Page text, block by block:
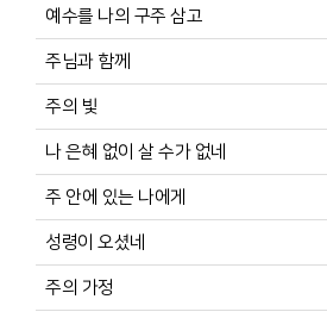
예수를 나의 구주 삼고
주님과 함께
주의 빛
나 은혜 없이 살 수가 없네
주 안에 있는 나에게
성령이 오셨네
주의 가정